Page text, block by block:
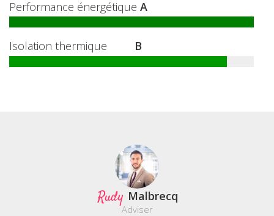
Performance énergétique A
Isolation thermique B
Rudy Malbrecq
Adviser